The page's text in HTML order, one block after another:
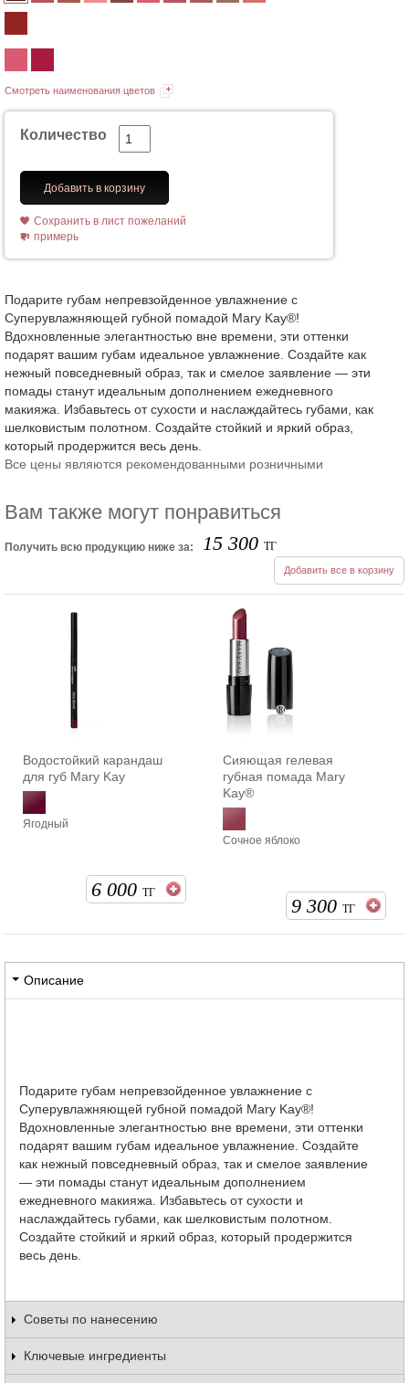
Смотреть наименования цветов
Количество
Добавить в корзину
Сохранить в лист пожеланий
примерь
Подарите губам непревзойденное увлажнение с
Суперувлажняющей губной помадой Mary Kay®!
Вдохновленные элегантностью вне времени, эти оттенки
подарят вашим губам идеальное увлажнение. Создайте как
нежный повседневный образ, так и смелое заявление — эти
помады станут идеальным дополнением ежедневного
макияжа. Избавьтесь от сухости и наслаждайтесь губами, как
шелковистым полотном. Создайте стойкий и яркий образ,
который продержится весь день.
Все цены являются рекомендованными розничными
Вам также могут понравиться
Получить всю продукцию ниже за: 15 300 ТГ
Добавить все в корзину
Водостойкий карандаш
для губ Mary Kay
Ягодный
6 000 ТГ
Сияющая гелевая
губная помада Mary
Kay®
Сочное яблоко
9 300 ТГ
Описание
Подарите губам непревзойденное увлажнение с
Суперувлажняющей губной помадой Mary Kay®!
Вдохновленные элегантностью вне времени, эти оттенки
подарят вашим губам идеальное увлажнение. Создайте
как нежный повседневный образ, так и смелое заявление
— эти помады станут идеальным дополнением
ежедневного макияжа. Избавьтесь от сухости и
наслаждайтесь губами, как шелковистым полотном.
Создайте стойкий и яркий образ, который продержится
весь день.
Советы по нанесению
Ключевые ингредиенты